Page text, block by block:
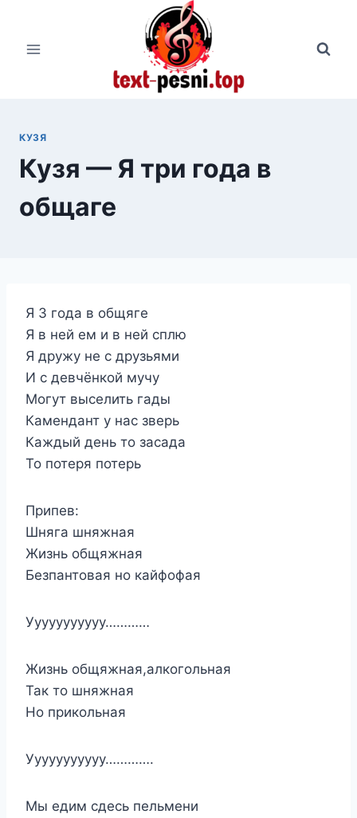
содержимому
КУЗЯ
Кузя — Я три года в
общаге
Я 3 года в общяге
Я в ней ем и в ней сплю
Я дружу не с друзьями
И с девчёнкой мучу
Могут выселить гады
Камендант у нас зверь
Каждый день то засада
То потеря потерь
Припев:
Шняга шняжная
Жизнь общяжная
Безпантовая но кайфофая
Ууууууууууу…………
Жизнь общяжная,алкогольная
Так то шняжная
Но прикольная
Ууууууууууу………….
Мы едим сдесь пельмени